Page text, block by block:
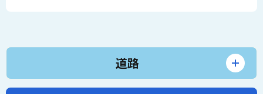
道路